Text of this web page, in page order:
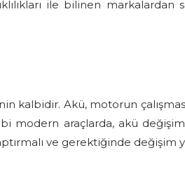
ile bilinen markalardan
kalbidir. Akü, motorun
modern araçlarda, akü
ve gerektiğinde değişim